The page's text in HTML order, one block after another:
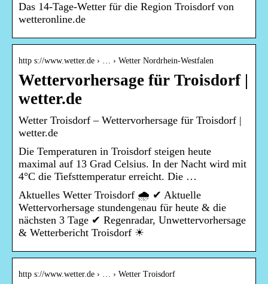
Das 14-Tage-Wetter für die Region Troisdorf von
wetteronline.de
http s://www.wetter.de › … › Wetter Nordrhein-Westfalen
Wettervorhersage für Troisdorf |
wetter.de
Wetter Troisdorf – Wettervorhersage für Troisdorf |
wetter.de
Die Temperaturen in Troisdorf steigen heute
maximal auf 13 Grad Celsius. In der Nacht wird mit
4°C die Tiefsttemperatur erreicht. Die …
Aktuelles Wetter Troisdorf 🌧️ ✔ Aktuelle
Wettervorhersage stundengenau für heute & die
nächsten 3 Tage ✔ Regenradar, Unwettervorhersage
& Wetterbericht Troisdorf ☀
http s://www.wetter.de › … › Wetter Troisdorf